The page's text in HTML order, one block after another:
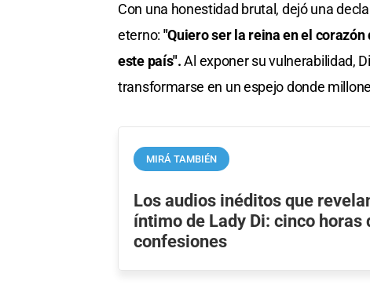
Con una honestidad brutal, dejó una
eterno: "Quiero ser la reina en el
este país".Al exponer su vulnerabilidad,
transformarse en un espejo donde
MIRÁ TAMBIÉN
Los audios inéditos que
íntimo de Lady Di: cinco horas
confesiones